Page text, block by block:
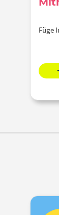
Füge